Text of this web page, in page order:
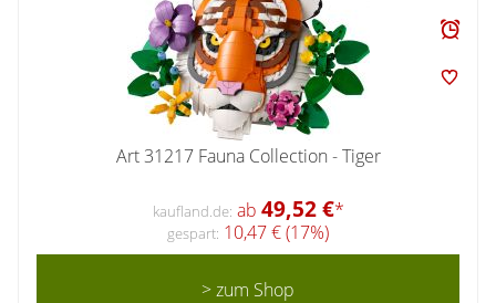
Art 31217 Fauna Collection - Tiger
kaufland.de: ab 49,52 €*
gespart: 10,47 € (17%)
> zum Shop